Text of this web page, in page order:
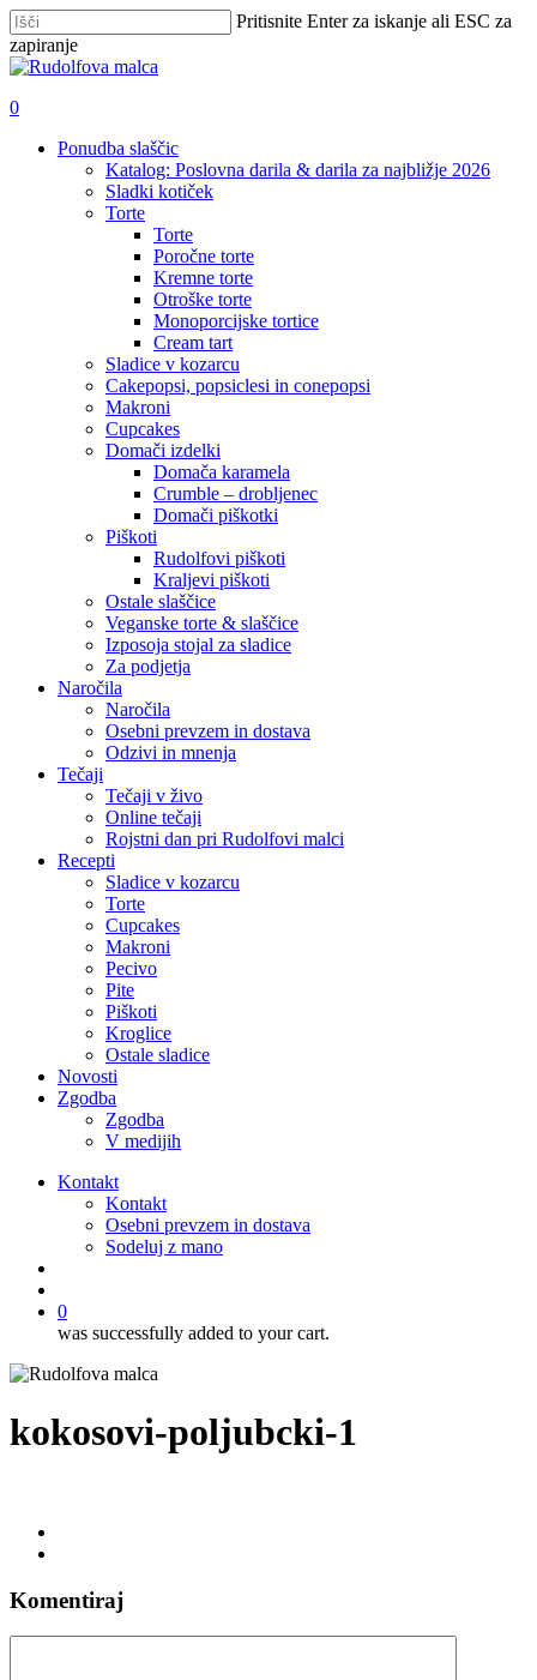
Skip
to
main
Pritisnite Enter za iskanje ali ESC za
zapiranje
Zapri
išči
account
0
Ponudba slaščic
Katalog: Poslovna darila & darila za najbližje 2026
Sladki kotiček
Torte
Torte
Poročne torte
Kremne torte
Otroške torte
Monoporcijske tortice
Cream tart
Sladice v kozarcu
Cakepopsi, popsiclesi in conepopsi
Makroni
Cupcakes
Domači izdelki
Domača karamela
Crumble – drobljenec
Domači piškotki
Piškoti
Rudolfovi piškoti
Kraljevi piškoti
Ostale slaščice
Veganske torte & slaščice
Izposoja stojal za sladice
Za podjetja
Naročila
Naročila
Osebni prevzem in dostava
Odzivi in mnenja
Tečaji
Tečaji v živo
Online tečaji
Rojstni dan pri Rudolfovi malci
Recepti
Sladice v kozarcu
Torte
Cupcakes
Makroni
Pecivo
Pite
Piškoti
Kroglice
Ostale sladice
Novosti
Zgodba
Zgodba
V medijih
Kontakt
Kontakt
Osebni prevzem in dostava
Sodeluj z mano
0
was successfully added to your cart.
kokosovi-poljubcki-1
Komentiraj